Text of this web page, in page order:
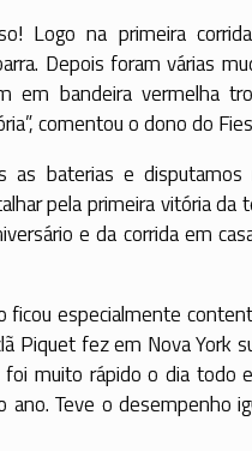
Logo na primeira
Depois foram várias
em bandeira vermelha
comentou o dono do
as baterias e
pela primeira vitória
e da corrida em
ficou especialmente
Piquet fez em Nova York
foi muito rápido o dia
ano. Teve o desempenho